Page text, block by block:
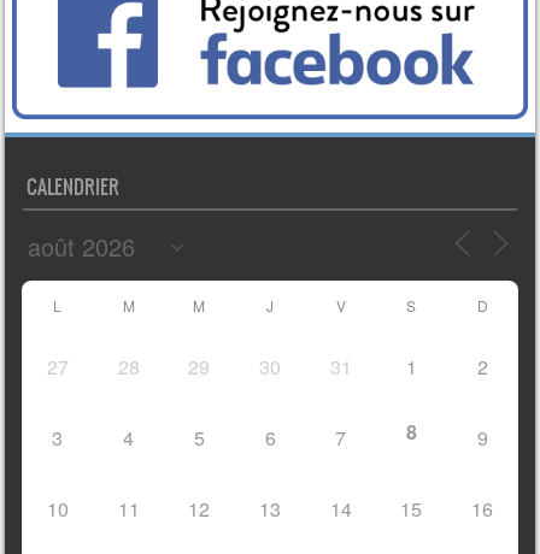
CALENDRIER
L M M J V S D
27 28 29 30 31 1 2
3 4 5 6 7 8 9
10 11 12 13 14 15 16